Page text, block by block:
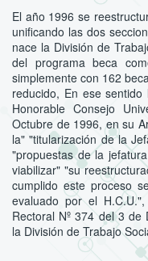
El año 1996 se
unificando las dos
nace la División de
del programa beca
simplemente con 162
reducido, En ese
Honorable Consejo
Octubre de 1996, en su
la" "titularización de la
"propuestas de la
viabilizar" "su
cumplido este proceso
evaluado por el
Rectoral Nº 374 del 3
la División de Trabajo